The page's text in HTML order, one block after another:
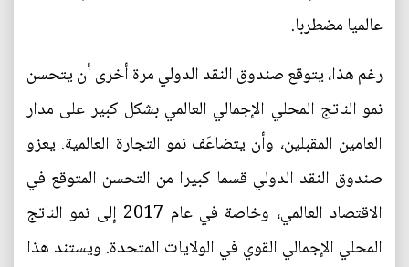
عالميا مضطربا.
رغم هذا، يتوقع صندوق النقد الدولي مرة أخرى أن يتحسن
نمو الناتج المحلي الإجمالي العالمي بشكل كبير على مدار
العامين المقبلين، وأن يتضاعَف نمو التجارة العالمية. يعزو
صندوق النقد الدولي قسما كبيرا من التحسن المتوقع في
الاقتصاد العالمي، وخاصة في عام 2017 إلى نمو الناتج
المحلي الإجمالي القوي في الولايات المتحدة. ويستند هذا